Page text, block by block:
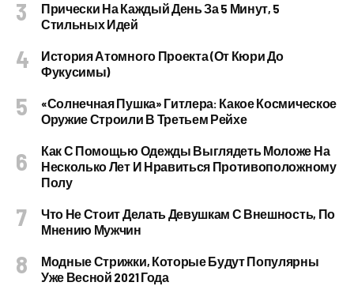
Прически На Каждый День За 5 Минут, 5
Стильных Идей
История Атомного Проекта (от Кюри До
Фукусимы)
«Солнечная Пушка» Гитлера: Какое Космическое
Оружие Строили В Третьем Рейхе
Как С Помощью Одежды Выглядеть Моложе На
Несколько Лет И Нравиться Противоположному
Полу
Что Не Стоит Делать Девушкам С Внешность, По
Мнению Мужчин
Модные Стрижки, Которые Будут Популярны
Уже Весной 2021 Года